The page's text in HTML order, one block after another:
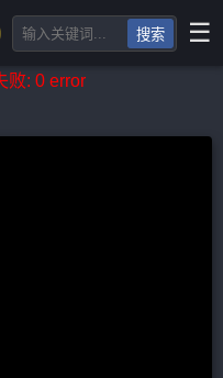
搜索 ☰
败: 0 error